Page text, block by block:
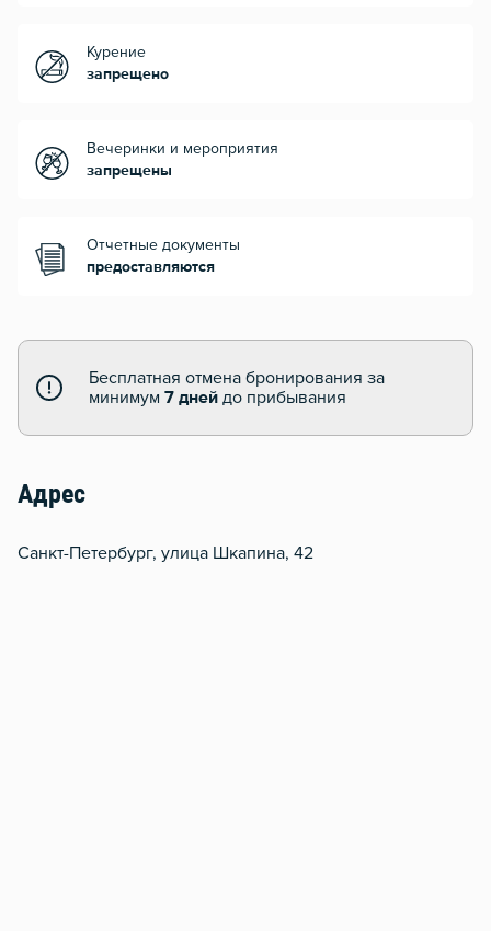
Курение
запрещено
Вечеринки и мероприятия
запрещены
Отчетные документы
предоставляются
Бесплатная отмена бронирования за
минимум 7 дней до прибывания
Адрес
Санкт-Петербург, улица Шкапина, 42